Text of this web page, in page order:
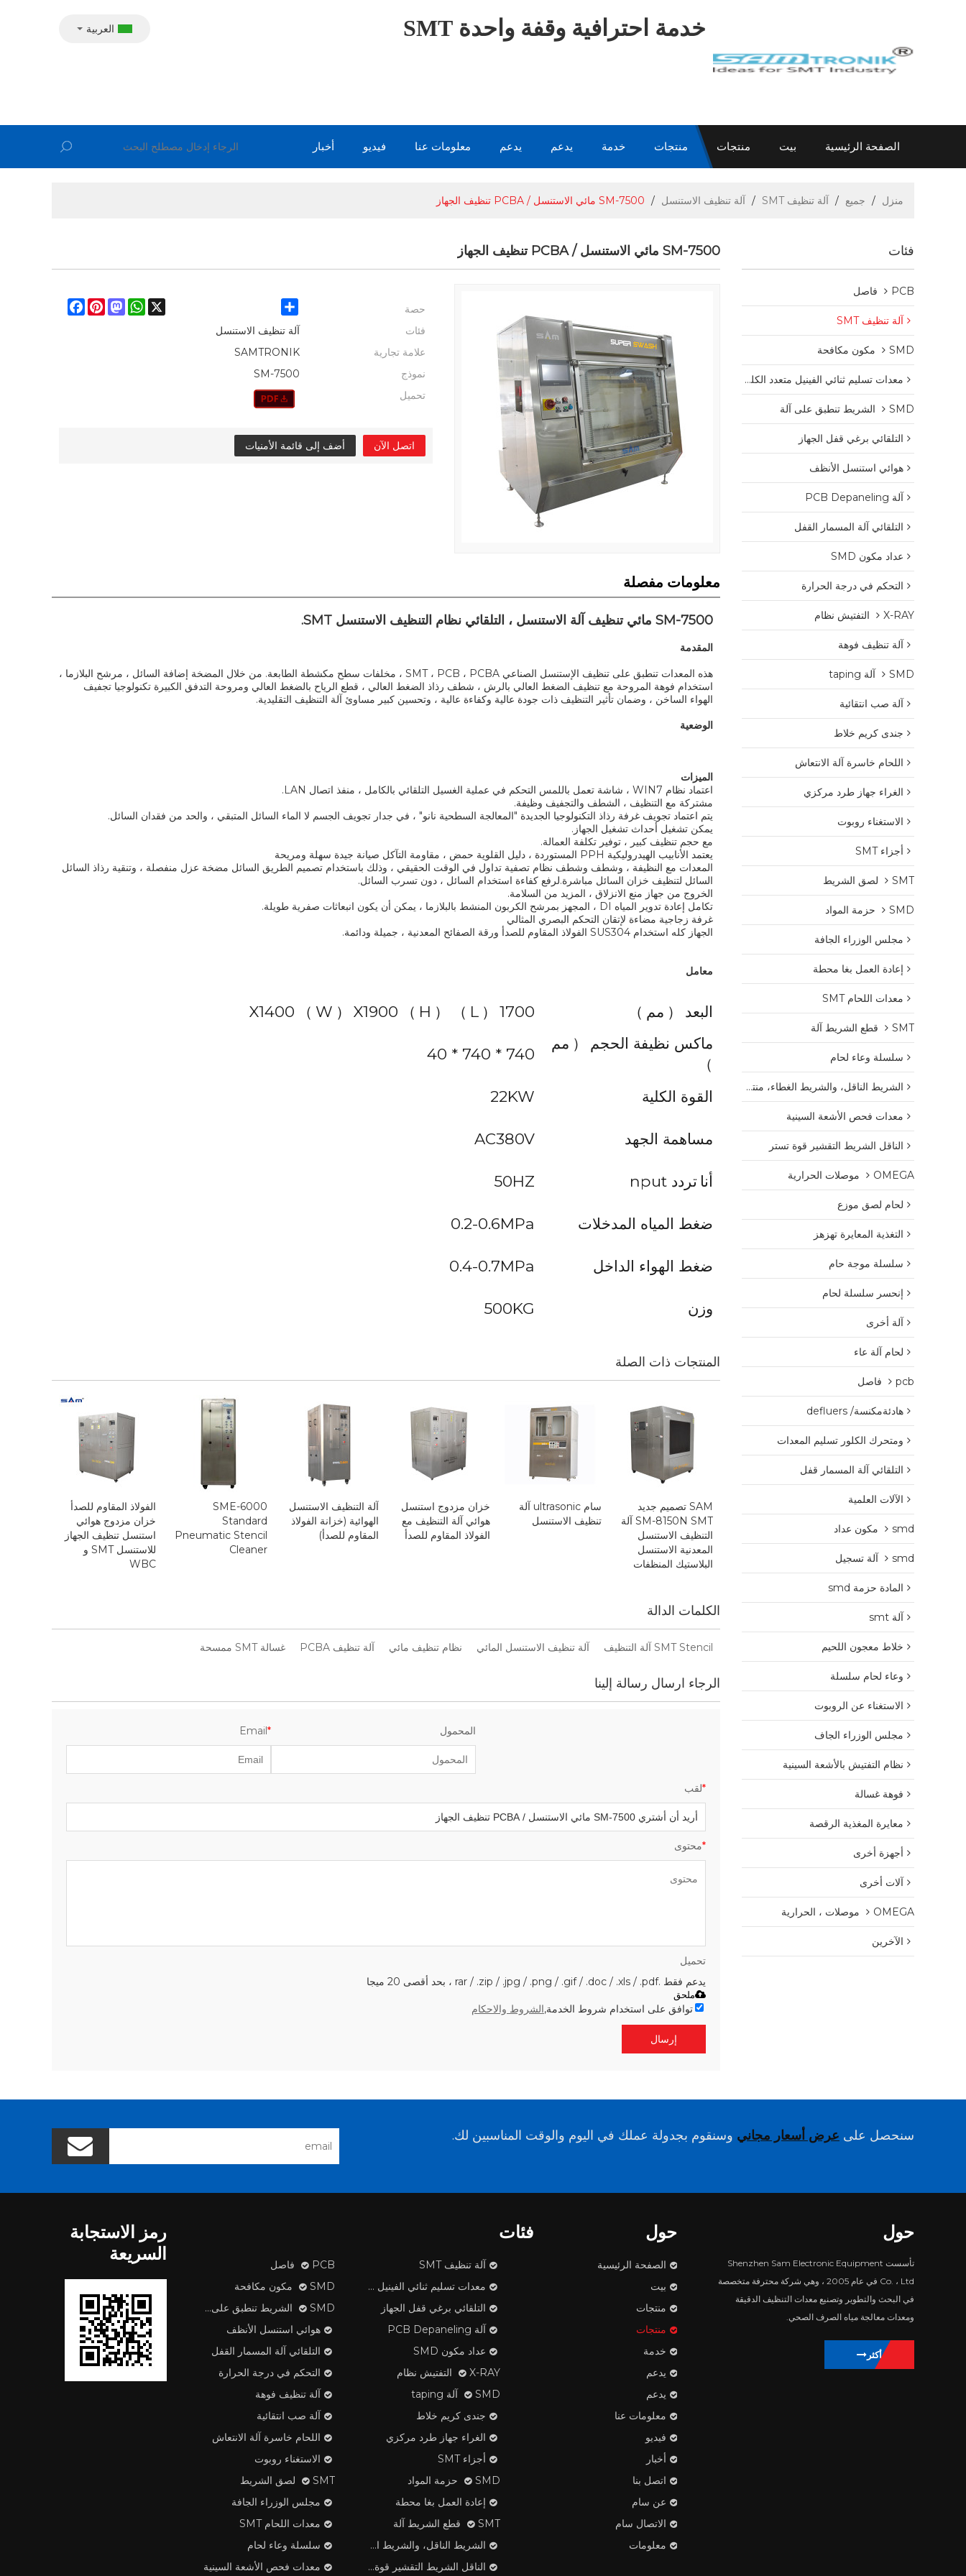
خدمة احترافية وقفة واحدة SMT العربية
الصفحة الرئيسية بيت منتجات منتجات خدمة يدعم يدعم معلومات عنا فيديو أخبار
منزل / جميع / آلة تنظيف SMT / آلة تنظيف الاستنسل / SM-7500 مائي الاستنسل / PCBA تنظيف الجهاز
فئات
PCB فاصل
آلة تنظيف SMT
SMD مكون مكافحة
معدات تسليم ثنائي الفينيل متعدد الكلور
SMD الشريط تنطبق على آلة
التلقائي برغي قفل الجهاز
هوائي استنسل الأنظف
آلة PCB Depaneling
التلقائي آلة المسمار القفل
عداد مكون SMD
التحكم في درجة الحرارة
X-RAY التفتيش نظام
آلة تنظيف فوهة
SMD آلة taping
آلة صب انتقائية
جندى كريم خلاط
اللحام خاسرة آلة الانتعاش
الغراء جهاز طرد مركزي
الاستغناء روبوت
أجزاء SMT
SMT لصق الشريط
SMD حزمة المواد
مجلس الوزراء الجافة
إعادة العمل بغا محطة
معدات اللحام SMT
SMT قطع الشريط آلة
سلسلة وعاء لحام
الشريط الناقل، والشريط الغطاء، منتجات البلاستيك بكرة
معدات فحص الأشعة السينية
الناقل الشريط التقشير قوة تستر
OMEGA موصلات الحرارية
لحام لصق موزع
التغذية المعايرة تهزهز
سلسلة موجة حام
إنحسر سلسلة لحام
آلة أخرى
لحام آلة عاء
pcb فاصل
هادئةمكنسة/ defluers
ومتحرك الكلور تسليم المعدات
التلقائي آلة المسمار قفل
الآلات العلمية
smd مكون عداد
smd آلة تسجيل
المادة حزمة smd
آلة smt
خلاط معجون اللحيم
وعاء لحام سلسلة
الاستغناء عن الروبوت
مجلس الوزراء الجاف
نظام التفتيش بالأشعة السينية
فوهة غسالة
معايرة المغذية الرقصة
أجهزة أخرى
آلات أخرى
OMEGA موصلات ، الحرارية
الآخرين
SM-7500 مائي الاستنسل / PCBA تنظيف الجهاز
حصة Share
FacebookPinterest
Mastodon
WhatsApp
X
فئات
آلة تنظيف الاستنسل
علامة تجارية
SAMTRONIK
نموذج
SM-7500
تحميل
اتصل الآن أضف إلى قائمة الأمنيات
معلومات مفصلة
SM-7500 مائي تنظيف آلة الاستنسل ، التلقائي نظام التنظيف الاستنسل SMT.
المقدمة
هذه المعدات تنطبق على تنظيف الإستنسل الصناعي SMT ، PCB ، PCBA ، مخلفات سطح مكشطة الطابعة. من خلال المضخة إضافة السائل ، مرشح البلازما ،
استخدام فوهة المروحة مع تنظيف الضغط العالي بالرش ، شطف رذاذ الضغط العالي ، قطع الرياح بالضغط العالي ومروحة التدفق الكبيرة تكنولوجيا تجفيف
الهواء الساخن ، وضمان تأثير التنظيف ذات جودة عالية وكفاءة عالية ، وتحسين كبير مساوئ آلة التنظيف التقليدية.
الوضعية
الميزات
اعتماد نظام WIN7 ، شاشة تعمل باللمس التحكم في عملية الغسيل التلقائي بالكامل ، منفذ اتصال LAN.
مشتركة مع التنظيف ، الشطف والتجفيف وظيفة.
يتم اعتماد تجويف غرفة رذاذ التكنولوجيا الجديدة "المعالجة السطحية نانو" ، في جدار تجويف الجسم لا الماء السائل المتبقي ، والحد من فقدان السائل.
يمكن تشغيل أحداث تشغيل الجهاز.
مع حجم تنظيف كبير ، توفير تكلفة العمالة.
يعتمد الأنابيب الهيدروليكية PPH المستوردة ، دليل القلوية حمض ، مقاومة التآكل صيانة جيدة سهلة ومريحة
المعدات مع النظيفة ، وشطف وشطف نظام تصفية تداول في الوقت الحقيقي ، وذلك باستخدام تصميم الطريق السائل مضخة عزل منفصلة ، وتنقية رذاذ السائل
السائل لتنظيف خزان السائل مباشرة.لرفع كفاءة استخدام السائل ، دون تسرب السائل.
الخروج من جهاز منع الانزلاق ، المزيد من السلامة.
تكامل إعادة تدوير المياه DI ، المجهز بمرشح الكربون المنشط بالبلازما ، يمكن أن يكون انبعاثات صفرية طويلة.
غرفة زجاجية مضاءة لإتقان التحكم البصري المثالي
الجهاز كله استخدام SUS304 الفولاذ المقاوم للصدأ ورقة الصفائح المعدنية ، جميلة ودائمة.
معامل
البعد （ مم ）
1700
（
L
）
X1400 （ W ） X1900 （ H ）
ماكس نظيفة الحجم
（ مم
）
740 * 740 * 40
القوة الكلية 22KW
مساهمة الجهد AC380V
أنا تردد nput 50HZ
ضغط المياه المدخلات 0.2-0.6MPa
ضغط الهواء الداخل 0.4-0.7MPa
وزن 500KG
المنتجات ذات الصلة
SAM تصميم جديد
SM-8150N SMT آلة
التنظيف الاستنسل
المعدنية الاستنسل
البلاستيك المنظفات
سام ultrasonic آلة
تنظيف الاستنسل
خزان مزدوج استنسل
هوائي آلة التنظيف مع
الفولاذ المقاوم للصدأ
آلة التنظيف الاستنسل
الهوائية (خزانة الفولاذ
المقاوم للصدأ)
SME-6000
Standard
Pneumatic Stencil
Cleaner
الفولاذ المقاوم للصدأ
خزان مزدوج هوائي
استنسل تنظيف الجهاز
للاستنسل SMT و
WBC
الكلمات الدالة
SMT Stencil آلة التنظيف آلة تنظيف الاستنسل المائي نظام تنظيف مائي آلة تنظيف PCBA غسالة SMT ممسحة
الرجاء ارسال رسالة إلينا
*
Email المحمول
*لقب
*محتوى
تحميل
يدعم فقط .rar / .zip / .jpg / .png / .gif / .doc / .xls / .pdf ، بحد أقصى 20 ميجا
ملحق
توافق على استخدام شروط الخدمة,الشروط والاحكام
إرسال
سنحصل على عرض أسعار مجاني وسنقوم بجدولة عملك في اليوم والوقت المناسبين لك.
حول
تأسست Shenzhen Sam Electronic Equipment
Co. ، Ltd في عام 2005 ، وهي شركة محترفة متخصصة
في البحث والتطوير وتصنيع معدات التنظيف الدقيقة
ومعدات معالجة مياه الصرف الصحي.
يتعلم أكثر
حول
الصفحة الرئيسية
بيت
منتجات
منتجات
خدمة
يدعم
يدعم
معلومات عنا
فيديو
أخبار
اتصل بنا
عن سام
الاتصال سام
معلومات
فئات
PCB فاصل
آلة تنظيف SMT
SMD مكون مكافحة
معدات تسليم ثنائي الفينيل متعدد الكلور
SMD الشريط تنطبق على آلة
التلقائي برغي قفل الجهاز
هوائي استنسل الأنظف
آلة PCB Depaneling
التلقائي آلة المسمار القفل
عداد مكون SMD
التحكم في درجة الحرارة
X-RAY التفتيش نظام
آلة تنظيف فوهة
SMD آلة taping
آلة صب انتقائية
جندى كريم خلاط
اللحام خاسرة آلة الانتعاش
الغراء جهاز طرد مركزي
الاستغناء روبوت
أجزاء SMT
SMT لصق الشريط
SMD حزمة المواد
مجلس الوزراء الجافة
إعادة العمل بغا محطة
معدات اللحام SMT
SMT قطع الشريط آلة
سلسلة وعاء لحام
الشريط الناقل، والشريط الغطاء، منتجات البلاستيك بكرة
معدات فحص الأشعة السينية
الناقل الشريط التقشير قوة تستر
رمز الاستجابة
السريعة